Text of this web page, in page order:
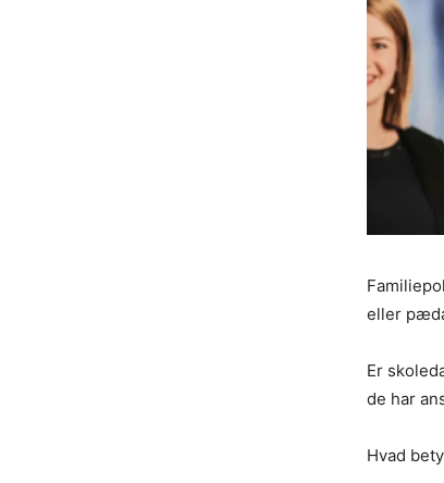
eller
Er
de har
Hvad